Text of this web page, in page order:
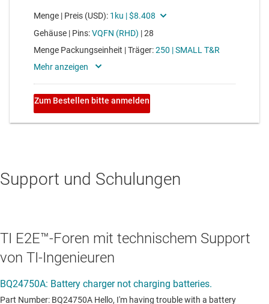
Support und Schulungen
TI E2E™-Foren mit technischem Support
von TI-Ingenieuren